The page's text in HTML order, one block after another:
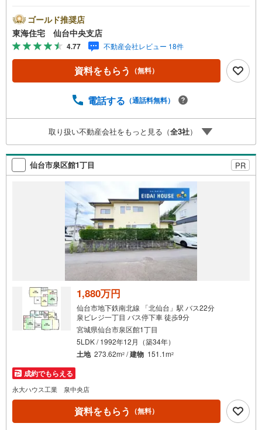
ールポイント あたたかみのある雰囲気のジャパンディスタ
イル オシャレなアイアン室内物干し （洗面・ホール）イン
テリアやメモも貼れるマグネットボード！*ライフインフォ
メーション イオン仙台中山店:徒歩8分ヨークベニマル:徒歩
7分中山中学校:徒歩9分*購入サポート情報 1.お客様のご希
望・弊社おすすめの金融機関での住宅ローン事前審査を行
りたい人もお気軽にご相談下さい 2.ご来店・ご見学の際
の際は、事前にご予約をお願い致します
ゴールド推奨店
東海住宅 仙台中央支店
4.77 不動産会社レビュー 18件
資料をもらう （無料）
電話する （通話料無料）
取り扱い不動産会社をもっと見る（全3社）
仙台市泉区館1丁目 PR
1,880万円
仙台市地下鉄南北線 「北仙台」駅 バス22分
泉ビレジ一丁目 バス停下車 徒歩9分
宮城県仙台市泉区館1丁目
5LDK / 1992年12月（築34年）
土地 273.62m2 /建物 151.1m2
成約でもらえる
永大ハウス工業 泉中央店
資料をもらう （無料）